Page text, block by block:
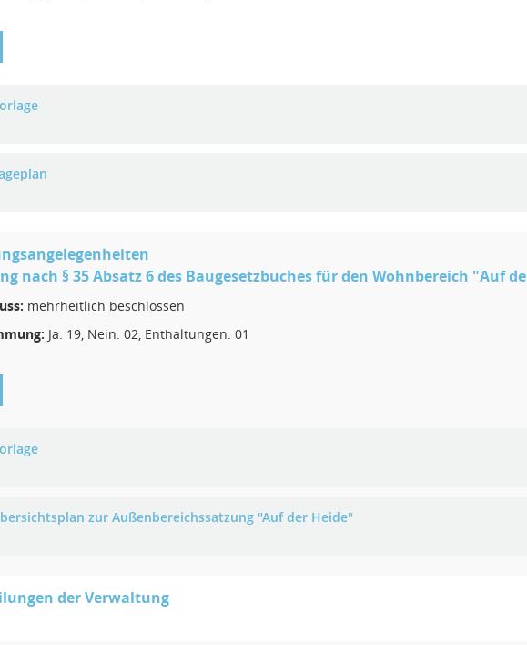
nach § 35 Absatz 6 des Baugesetzbuches für den Wohnbereich "Auf
mehrheitlich beschlossen
Ja: 19, Nein: 02, Enthaltungen: 01
zur Außenbereichssatzung "Auf der Heide"
der Verwaltung